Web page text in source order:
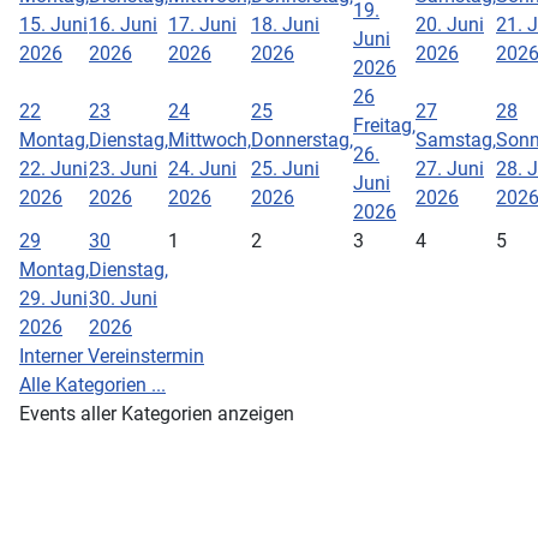
15. Juni
2026
16. Juni
2026
17. Juni
2026
18. Juni
2026
19.
Juni
2026
20. Juni
2026
21.
2026
22
Montag,
22. Juni
2026
23
Dienstag,
23. Juni
2026
24
Mittwoch,
24. Juni
2026
25
Donnerstag,
25. Juni
2026
26
Freitag,
26.
Juni
2026
27
Samstag,
27. Juni
2026
28
28.
2026
29
Montag,
29. Juni
2026
30
Dienstag,
30. Juni
2026
1 2 3 4 5
Interner Vereinstermin
Alle Kategorien ...
Events aller Kategorien anzeigen